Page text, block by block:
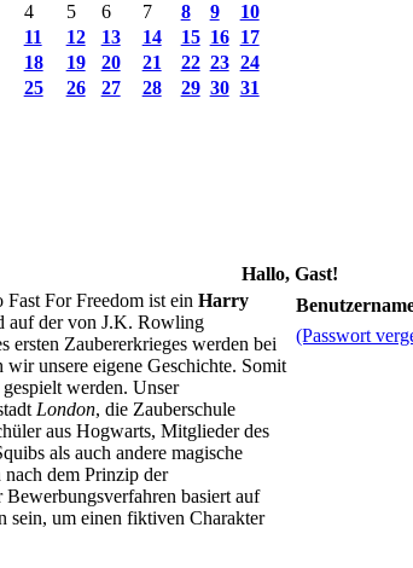
4
5 6 7 8 9
10
11
12 13 14 15 16
17
18
19 20 21 22 23 24
25
26 27 28 29 30 31
Hallo, Gast!
Fast For Freedom ist ein Harry
auf der von J.K. Rowling
ersten Zaubererkrieges werden bei
wir unsere eigene Geschichte. Somit
gespielt werden. Unser
London, die Zauberschule
aus Hogwarts, Mitglieder des
als auch andere magische
dem Prinzip der
Bewerbungsverfahren basiert auf
sein, um einen fiktiven Charakter
(Passwort